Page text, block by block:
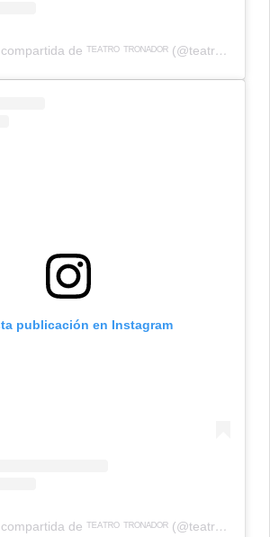
Una publicación compartida de ᵀᴱᴬᵀᴿᴼ ᵀᴿᴼᴺᴬᴰᴼᴿ (@teatrotronadormdp)
publicación en Instagram
Una publicación compartida de ᵀᴱᴬᵀᴿᴼ ᵀᴿᴼᴺᴬᴰᴼᴿ (@teatrotronadormdp)